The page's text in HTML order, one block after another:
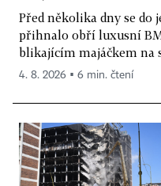
Před několika dny se do
přihnalo obří luxusní
blikajícím majáčkem na
4. 8. 2026 ▪ 6 min. čtení